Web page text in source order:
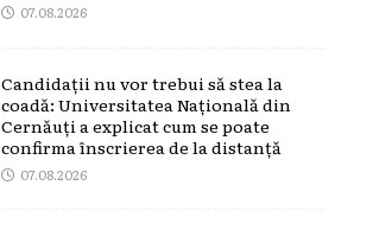
07.08.2026
Candidații nu vor trebui să stea la
coadă: Universitatea Națională din
Cernăuți a explicat cum se poate
confirma înscrierea de la distanță
07.08.2026